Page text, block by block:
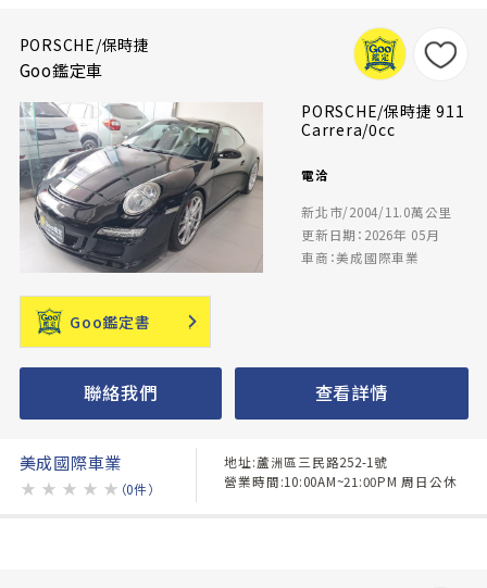
PORSCHE/保時捷
Goo鑑定車
PORSCHE/保時捷 911
Carrera/0cc
電洽
新北市/2004/11.0萬公里
更新日期：2026年 05月
車商：美成國際車業
Goo鑑定書
聯絡我們 查看詳情
美成國際車業
★ ★ ★ ★ ★ （0件）
地址:蘆洲區三民路252-1號
營業時間:10:00AM~21:00PM 周日公休